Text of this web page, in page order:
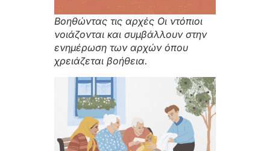
Βοηθώντας τις αρχές Οι ντόπιοι
νοιάζονται και συμβάλλουν στην
ενημέρωση των αρχών όπου
χρειάζεται βοήθεια.